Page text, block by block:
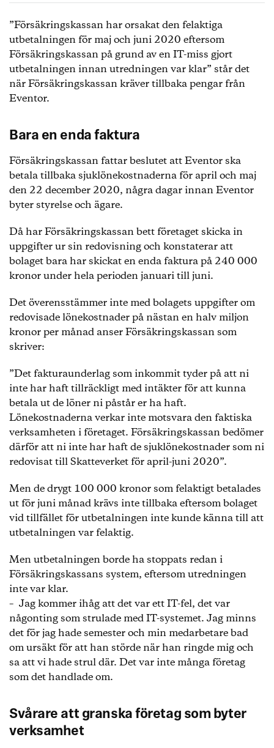
”Försäkringskassan har orsakat den felaktiga
utbetalningen för maj och juni 2020 eftersom
Försäkringskassan på grund av en IT-miss gjort
utbetalningen innan utredningen var klar” står det
när Försäkringskassan kräver tillbaka pengar från
Eventor.
Bara en enda faktura
Försäkringskassan fattar beslutet att Eventor ska
betala tillbaka sjuklönekostnaderna för april och maj
den 22 december 2020, några dagar innan Eventor
byter styrelse och ägare.
Då har Försäkringskassan bett företaget skicka in
uppgifter ur sin redovisning och konstaterar att
bolaget bara har skickat en enda faktura på 240 000
kronor under hela perioden januari till juni.
Det överensstämmer inte med bolagets uppgifter om
redovisade lönekostnader på nästan en halv miljon
kronor per månad anser Försäkringskassan som
skriver:
”Det fakturaunderlag som inkommit tyder på att ni
inte har haft tillräckligt med intäkter för att kunna
betala ut de löner ni påstår er ha haft.
Lönekostnaderna verkar inte motsvara den faktiska
verksamheten i företaget. Försäkringskassan bedömer
därför att ni inte har haft de sjuklönekostnader som ni
redovisat till Skatteverket för april-juni 2020”.
Men de drygt 100 000 kronor som felaktigt betalades
ut för juni månad krävs inte tillbaka eftersom bolaget
vid tillfället för utbetalningen inte kunde känna till att
utbetalningen var felaktig.
Men utbetalningen borde ha stoppats redan i
Försäkringskassans system, eftersom utredningen
inte var klar.
– Jag kommer ihåg att det var ett IT-fel, det var
någonting som strulade med IT-systemet. Jag minns
det för jag hade semester och min medarbetare bad
om ursäkt för att han störde när han ringde mig och
sa att vi hade strul där. Det var inte många företag
som det handlade om.
Svårare att granska företag som byter
verksamhet